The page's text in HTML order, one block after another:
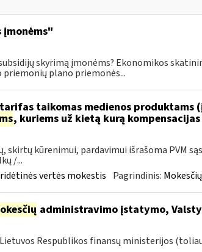
įmonėms"
skyrimą įmonėms? Ekonomikos
plano priemonės...
taikomas medienos produktams
, kuriems už kietą kurą
skirtų kūrenimui, pardavimui išrašoma PVM
/...
vertės mokestis Pagrindinis:
administravimo įstatymo,
Respublikos finansų ministerijos